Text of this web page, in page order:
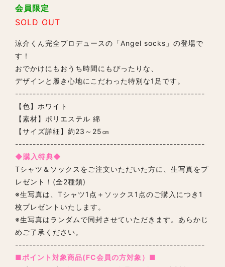
会員限定
SOLD OUT
涼介くん完全プロデュースの「Angel socks」の登場で
す！
おでかけにもおうち時間にもぴったりな、
デザインと履き心地にこだわった特別な1足です。
------------------------------------------------------
【色】ホワイト
【素材】ポリエステル 綿
【サイズ詳細】約23～25㎝
------------------------------------------------------
◆購入特典◆
Tシャツ＆ソックスをご注文いただいた方に、生写真をプ
レゼント！(全2種類)
※生写真は、Tシャツ1点＋ソックス1点のご購入につき1
枚プレゼントいたします。
※生写真はランダムで同封させていただきます。あらかじ
めご了承ください。
------------------------------------------------------
■ポイント対象商品(FC会員の方対象）■